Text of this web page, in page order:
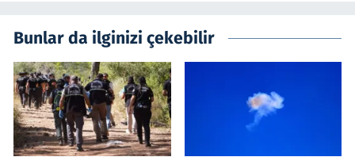
Bunlar da ilginizi çekebilir